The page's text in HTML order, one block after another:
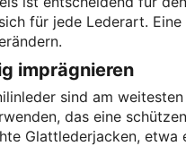
für jede Lederart.
imprägnieren
sind am
das eine
Glattlederjacken, etwa